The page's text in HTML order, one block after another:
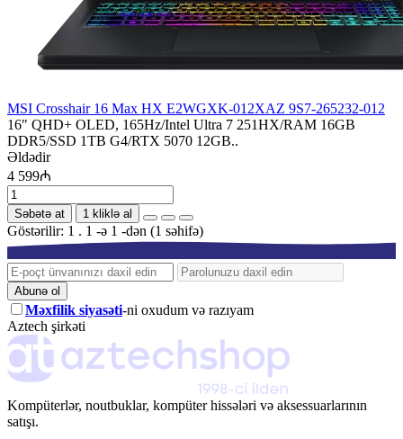
MSI Crosshair 16 Max HX E2WGXK-012XAZ 9S7-265232-012
16" QHD+ OLED, 165Hz/Intel Ultra 7 251HX/RAM 16GB
DDR5/SSD 1TB G4/RTX 5070 12GB..
Əldədir
4 599₼
Səbətə at 1 kliklə al
Göstərilir: 1 . 1 -ə 1 -dən (1 səhifə)
Abunə ol
Məxfilik siyasəti-ni oxudum və razıyam
Aztech şirkəti
Kompüterlər, noutbuklar, kompüter hissələri və aksessuarlarının
satışı.